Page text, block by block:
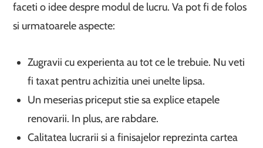
faceti o idee despre modul de lucru. Va pot fi de folos
si urmatoarele aspecte:
Zugravii cu experienta au tot ce le trebuie. Nu veti
fi taxat pentru achizitia unei unelte lipsa.
Un meserias priceput stie sa explice etapele
renovarii. In plus, are rabdare.
Calitatea lucrarii si a finisajelor reprezinta cartea